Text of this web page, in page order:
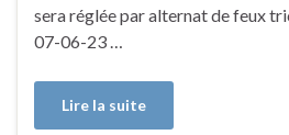
sera réglée par alternat de feux
07-06-23 …
Lire la suite